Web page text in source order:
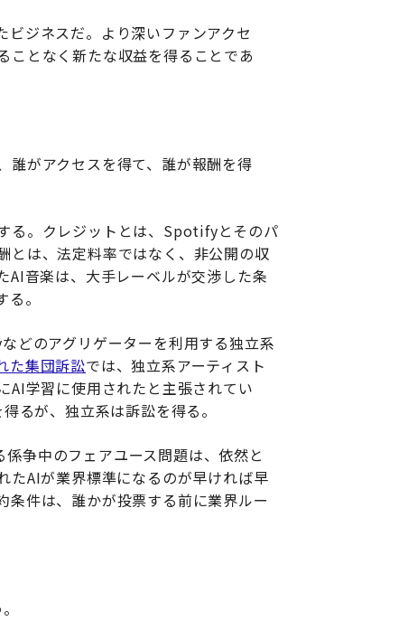
ジネスだ。より深いファンアクセ
ことなく新たな収益を得ることであ
誰がアクセスを得て、誰が報酬を得
る。クレジットとは、Spotifyとそのパ
とは、法定料率ではなく、非公開の収
AI音楽は、大手レーベルが交渉した条
。
どのアグリゲーターを利用する独立系
た集団訴訟では、独立系アーティスト
AI学習に使用されたと主張されてい
るが、独立系は訴訟を得る。
係争中のフェアユース問題は、依然と
たAIが業界標準になるのが早ければ早
条件は、誰かが投票する前に業界ルー